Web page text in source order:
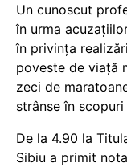
Un cunoscut
în urma
în privința
poveste de viață
zeci de
strânse în
De la 4.90 la
Sibiu a primit